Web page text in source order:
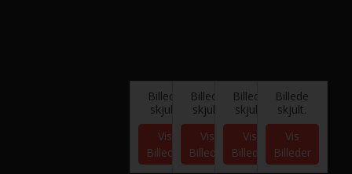
Billede
skjult.
Vis
Billeder
Billede
skjult.
Vis
Billeder
Billede
skjult.
Vis
Billeder
Billede
skjult.
Vis
Billeder